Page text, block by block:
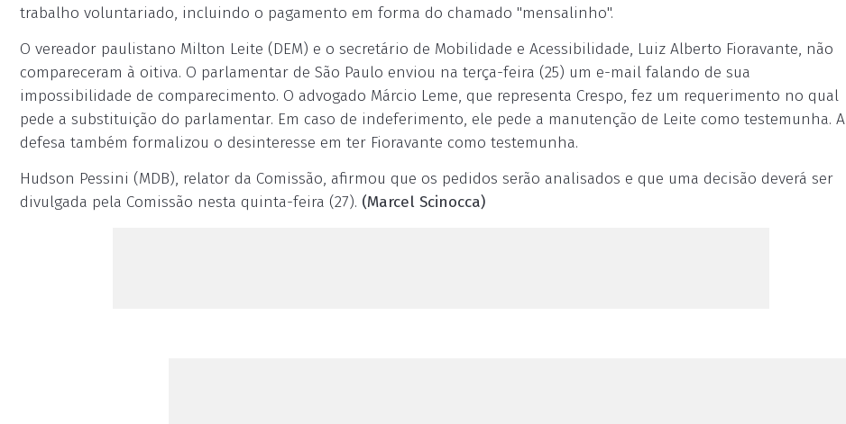
trabalho voluntariado, incluindo o pagamento em forma do chamado "mensalinho".
O vereador paulistano Milton Leite (DEM) e o secretário de Mobilidade e Acessibilidade, Luiz Alberto Fioravante, não
compareceram à oitiva. O parlamentar de São Paulo enviou na terça-feira (25) um e-mail falando de sua
impossibilidade de comparecimento. O advogado Márcio Leme, que representa Crespo, fez um requerimento no qual
pede a substituição do parlamentar. Em caso de indeferimento, ele pede a manutenção de Leite como testemunha. A
defesa também formalizou o desinteresse em ter Fioravante como testemunha.
Hudson Pessini (MDB), relator da Comissão, afirmou que os pedidos serão analisados e que uma decisão deverá ser
divulgada pela Comissão nesta quinta-feira (27). (Marcel Scinocca)